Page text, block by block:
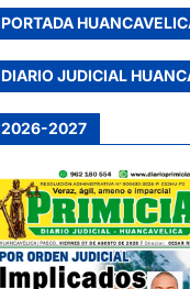
PORTADA
DIARIO JUDICIAL
2026-2027